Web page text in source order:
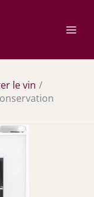
le vin